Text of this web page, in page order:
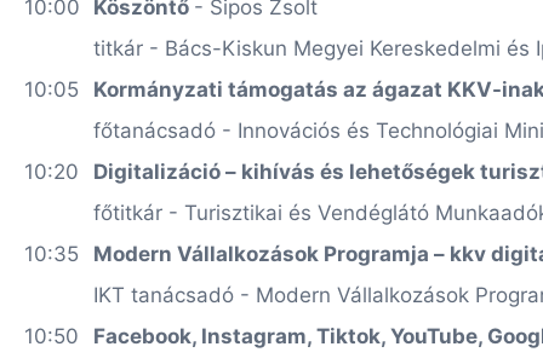
10:00
Köszöntő - Sipos Zsolt
titkár - Bács-Kiskun Megyei Kereskedelmi és
10:05
Kormányzati támogatás az ágazat KKV-
főtanácsadó - Innovációs és Technológiai
10:20
Digitalizáció – kihívás és lehetőségek
főtitkár - Turisztikai és Vendéglátó
10:35
Modern Vállalkozások Programja – kkv
IKT tanácsadó - Modern Vállalkozások
10:50
Facebook, Instagram, Tiktok, YouTube,